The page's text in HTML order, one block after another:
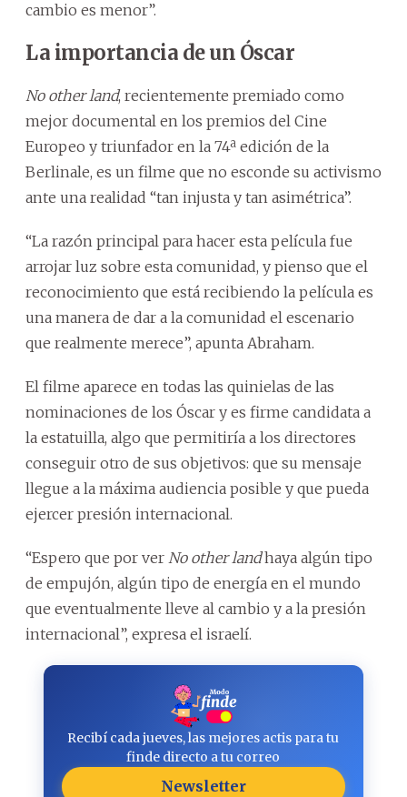
cambio es menor”.
La importancia de un Óscar
No other land, recientemente premiado como
mejor documental en los premios del Cine
Europeo y triunfador en la 74ª edición de la
Berlinale, es un filme que no esconde su activismo
ante una realidad “tan injusta y tan asimétrica”.
“La razón principal para hacer esta película fue
arrojar luz sobre esta comunidad, y pienso que el
reconocimiento que está recibiendo la película es
una manera de dar a la comunidad el escenario
que realmente merece”, apunta Abraham.
El filme aparece en todas las quinielas de las
nominaciones de los Óscar y es firme candidata a
la estatuilla, algo que permitiría a los directores
conseguir otro de sus objetivos: que su mensaje
llegue a la máxima audiencia posible y que pueda
ejercer presión internacional.
“Espero que por ver No other landhaya algún tipo
de empujón, algún tipo de energía en el mundo
que eventualmente lleve al cambio y a la presión
internacional”, expresa el israelí.
Recibí cada jueves, las mejores actis para tu
finde directo a tu correo
Newsletter